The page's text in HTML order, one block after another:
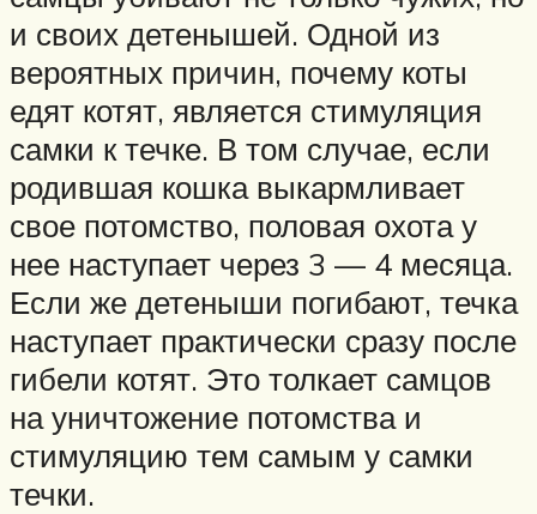
и своих детенышей. Одной из
вероятных причин, почему коты
едят котят, является стимуляция
самки к течке. В том случае, если
родившая кошка выкармливает
свое потомство, половая охота у
нее наступает через 3 — 4 месяца.
Если же детеныши погибают, течка
наступает практически сразу после
гибели котят. Это толкает самцов
на уничтожение потомства и
стимуляцию тем самым у самки
течки.